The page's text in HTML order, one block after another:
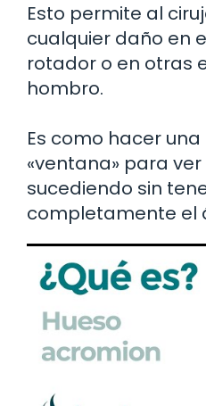
Esto permite al
cualquier daño en
rotador o en otras
hombro.
Es como hacer
«ventana» para
sucediendo sin
completamente el